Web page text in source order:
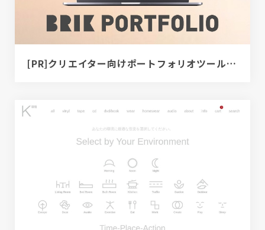
[PR]クリエイター向けポートフォリオツール｜BRIK PORTFOLIO